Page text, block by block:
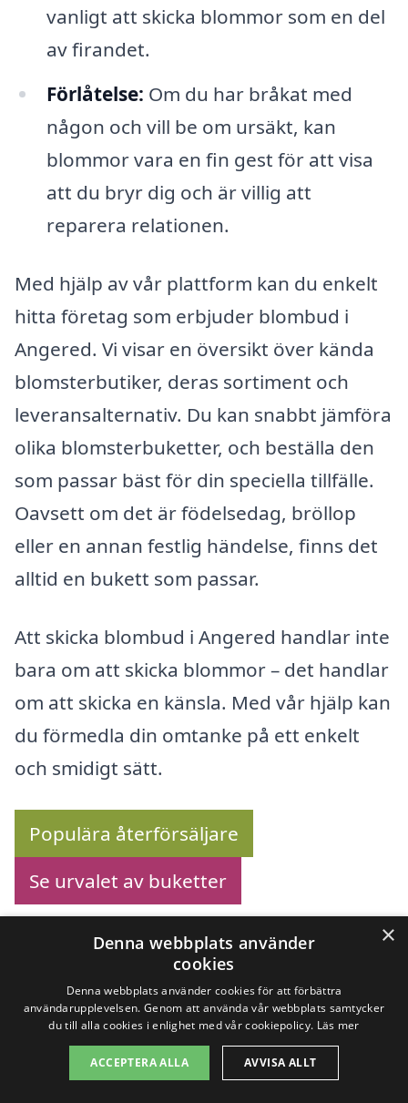
vanligt att skicka blommor som en del
av firandet.
Förlåtelse: Om du har bråkat med
någon och vill be om ursäkt, kan
blommor vara en fin gest för att visa
att du bryr dig och är villig att
reparera relationen.
Med hjälp av vår plattform kan du enkelt
hitta företag som erbjuder blombud i
Angered. Vi visar en översikt över kända
blomsterbutiker, deras sortiment och
leveransalternativ. Du kan snabbt jämföra
olika blomsterbuketter, och beställa den
som passar bäst för din speciella tillfälle.
Oavsett om det är födelsedag, bröllop
eller en annan festlig händelse, finns det
alltid en bukett som passar.
Att skicka blombud i Angered handlar inte
bara om att skicka blommor – det handlar
om att skicka en känsla. Med vår hjälp kan
du förmedla din omtanke på ett enkelt
och smidigt sätt.
Populära återförsäljare
Se urvalet av buketter
Köp blommor online –
Se utbudet här!
×
Denna webbplats använder
cookies
Denna webbplats använder cookies för att förbättra
användarupplevelsen. Genom att använda vår webbplats samtycker
du till alla cookies i enlighet med vår cookiepolicy. Läs mer
ACCEPTERA ALLA AVVISA ALLT